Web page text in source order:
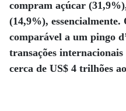
compram açúcar
(14,9%),
comparável a um pingo
transações
cerca de US$ 4 trilhões